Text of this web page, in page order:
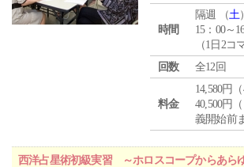
時間
隔週 （土）
15：00～
（1日2コ
回数
全12回
料金
14,580円
40,500円
義開始前
西洋占星術初級実習 ～ホロスコープからあら